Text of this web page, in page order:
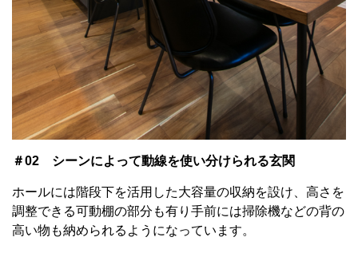
＃02 シーンによって動線を使い分けられる玄関
ホールには階段下を活用した大容量の収納を設け、高さを
調整できる可動棚の部分も有り手前には掃除機などの背の
高い物も納められるようになっています。